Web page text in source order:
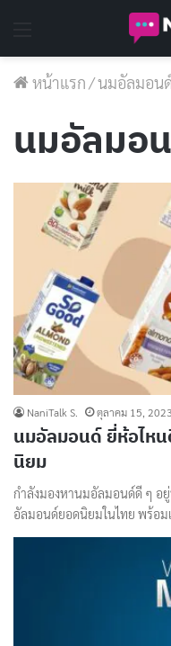
หน้าแรก/นมอัลมอนด์
นมอัลมอ
NaniTalk S. ตุลาคม 15, 2023
นมอัลมอนด์ ยี่ห้อไห
นิยม
กำลังมองหานมอัลมอนด์ดี ๆ อ
อัลมอนด์ยอดนิยมในไทย พร้อม